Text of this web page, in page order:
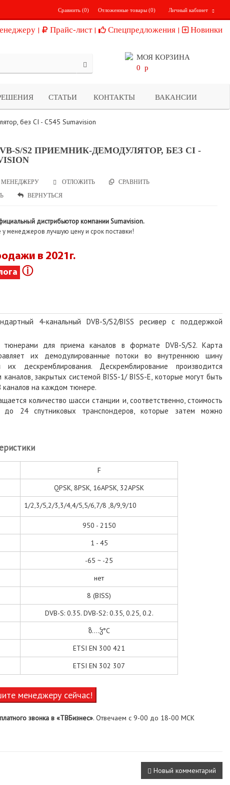
Личный кабинет
Отложенные товары (0)
Сравнить (0)
Прайс-лист Спецпредложения Новинки
МОЯ КОРЗИНА
0 p
СТАТЬИ КОНТАКТЫ ВАКАНСИИ
без CI - C545 Sumavision
S/S2 ПРИЕМНИК-ДЕМОДУЛЯТОР, БЕЗ CI -
ОТЛОЖИТЬ
СРАВНИТЬ
ВЕРНУТЬСЯ
дистрибьютор компании Sumavision.
у менеджеров лучшую цену и срок поставки!
в 2021г.
ⓘ
4-канальный DVB-S/S2/BISS ресивер с поддержкой
для приема каналов в формате DVB-S/S2. Карта
их демодулированные потоки во внутреннюю шину
дескремблирования. Дескремблирование производится
каналов, закрытых системой BISS-1/ BISS-E, которые могут быть
каналов на каждом тюнере.
количество шасси станции и, соответственно, стоимость
24 спутниковых транспондеров, которые затем можно
F
QPSK, 8PSK, 16APSK, 32APSK
1/2,3/5,2/3,3/4,4/5,5/6,7/8 ,8/9,9/10
950 - 2150
1 - 45
-65 ~ -25
нет
8 (BISS)
DVB-S: 0.35. DVB-S2: 0.35, 0.25, 0.2.
ზ....ჴ°C
ETSI EN 300 421
ETSI EN 302 307
менеджеру сейчас!
звонка в «ТВБизнес». Отвечаем с 9-00 до 18-00 МСК
Новый комментарий